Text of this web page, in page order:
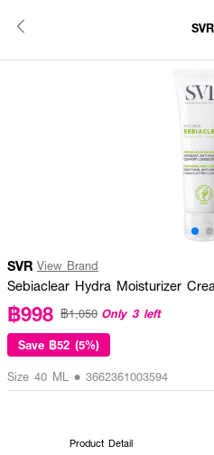
SVR
SVR View Brand
Sebiaclear Hydra Moisturizer
฿998 ฿1,050 Only 3 left
Save ฿52 (5%)
Size 40 ML • 3662361003594
Product Detail